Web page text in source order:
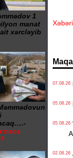
1
manat
xərcləyib
necə
07.08.26
05.08.26
05.08.26
02.08.26